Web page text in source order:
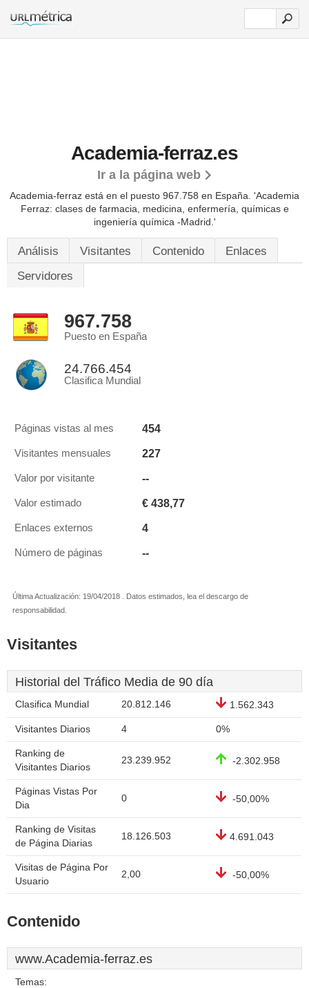
Academia-ferraz.es
Ir a la página web
Academia-ferraz está en el puesto 967.758 en España. 'Academia
Ferraz: clases de farmacia, medicina, enfermería, químicas e
ingeniería química -Madrid.'
Análisis Visitantes Contenido
Enlaces
Servidores
967.758
Puesto en España
24.766.454
Clasifica Mundial
Páginas vistas al mes 454
Visitantes mensuales 227
Valor por visitante --
Valor estimado € 438,77
Enlaces externos 4
Número de páginas --
Última Actualización: 19/04/2018 . Datos estimados, lea el descargo de
responsabilidad.
Visitantes
Historial del Tráfico Media de 90 día
Clasifica Mundial 20.812.146 1.562.343
Visitantes Diarios 4 0%
Ranking de
Visitantes Diarios
23.239.952 -2.302.958
Páginas Vistas Por
Dia
0 -50,00%
Ranking de Visitas
de Página Diarias
18.126.503 4.691.043
Visitas de Página Por
Usuario
2,00 -50,00%
Contenido
www.Academia-ferraz.es
Temas: